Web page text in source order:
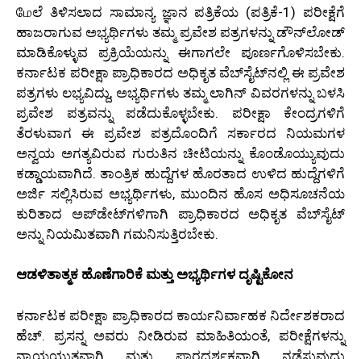
மேಲೆ ತಿಳಿಸಲಾದ ಸಾಮಾನ್ಯ ಜ್ಞಾನ ಪತ್ರಿಕೆಯ (ಪತ್ರಿಕೆ-1) ಪರೀಕ್ಷೆಗೆ
ಹಾಜರಾಗುವ ಅಭ್ಯರ್ಥಿಗಳು ತಮ್ಮ ಪ್ರವೇಶ ಪತ್ರಗಳನ್ನು ಡೌನ್‌ಲೋಡ್
ಮಾಡಿಕೊಳ್ಳುವ ಪ್ರಕ್ರಿಯೆಯನ್ನು ಈಗಾಗಲೇ ಪೂರ್ಣಗೊಳಿಸಬೇಕು.
ಕರ್ನಾಟಕ ಪರೀಕ್ಷಾ ಪ್ರಾಧಿಕಾರದ ಅಧಿಕೃತ ವೆಬ್‌ಸೈಟ್‌ನಲ್ಲಿ ಈ ಪ್ರವೇಶ
ಪತ್ರಗಳು ಲಭ್ಯವಿದ್ದು, ಅಭ್ಯರ್ಥಿಗಳು ತಮ್ಮ ಲಾಗಿನ್ ವಿವರಗಳನ್ನು ಬಳಸಿ
ಪ್ರವೇಶ ಪತ್ರವನ್ನು ಪಡೆದುಕೊಳ್ಳಬೇಕು. ಪರೀಕ್ಷಾ ಕೇಂದ್ರಗಳಿಗೆ
ತೆರಳುವಾಗ ಈ ಪ್ರವೇಶ ಪತ್ರದೊಂದಿಗೆ ಸರ್ಕಾರದ ನಿಯಮಗಳ
ಅನ್ವಯ ಅಗತ್ಯವಿರುವ ಗುರುತಿನ ಚೀಟಿಯನ್ನು ಕೊಂಡೊಯ್ಯುವುದು
ಕಡ್ಡಾಯವಾಗಿದೆ. ತಾಂತ್ರಿಕ ಹುದ್ದೆಗಳ ಹೊರತಾದ ಉಳಿದ ಹುದ್ದೆಗಳಿಗೆ
ಅರ್ಜಿ ಸಲ್ಲಿಸಿರುವ ಅಭ್ಯರ್ಥಿಗಳು, ಮುಂದಿನ ಹೊಸ ಅಧಿಸೂಚನೆಯ
ಕುರಿತಾದ ಅಪ್‌ಡೇಟ್‌ಗಳಿಗಾಗಿ ಪ್ರಾಧಿಕಾರದ ಅಧಿಕೃತ ವೆಬ್‌ಸೈಟ್
ಅನ್ನು ನಿಯಮಿತವಾಗಿ ಗಮನಿಸುತ್ತಿರಬೇಕು.
ಆಡಳಿತಾತ್ಮಕ ಹೊಣೆಗಾರಿಕೆ ಮತ್ತು ಅಭ್ಯರ್ಥಿಗಳ ದೃಷ್ಟಿಕೋನ
ಕರ್ನಾಟಕ ಪರೀಕ್ಷಾ ಪ್ರಾಧಿಕಾರದ ಕಾರ್ಯನಿರ್ವಾಹಕ ನಿರ್ದೇಶಕರಾದ
ಹೆಚ್. ಪ್ರಸನ್ನ ಅವರು ನೀಡಿರುವ ಮಾಹಿತಿಯಂತೆ, ಪರೀಕ್ಷೆಗಳನ್ನು
ನ್ಯಾಯಯುತವಾಗಿ ಮತ್ತು ಪಾರದರ್ಶಕವಾಗಿ ನಡೆಸುವುದು